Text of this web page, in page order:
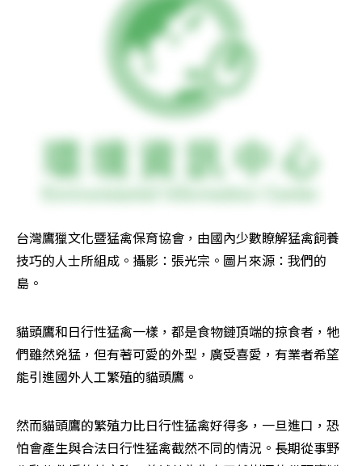
台灣鷹獵文化暨猛禽保育協會，由國內少數瞭解猛禽飼養
技巧的人士所組成。攝影：張光宗。圖片來源：我們的
島。
貓頭鷹和日行性猛禽一樣，都是食物鏈頂端的掠食者，牠
們雖然兇猛，但有著可愛的外型，廣受喜愛，有業者希望
能引進國外人工繁殖的貓頭鷹。
然而貓頭鷹的繁殖力比日行性猛禽好得多，一旦進口，恐
怕會產生與合法日行性猛禽截然不同的情況。長期從事野